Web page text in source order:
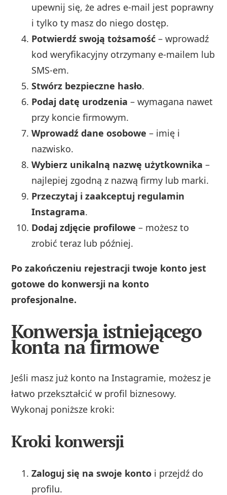
upewnij się, że adres e-mail jest poprawny
i tylko ty masz do niego dostęp.
Potwierdź swoją tożsamość – wprowadź
kod weryfikacyjny otrzymany e-mailem lub
SMS-em.
Stwórz bezpieczne hasło.
Podaj datę urodzenia – wymagana nawet
przy koncie firmowym.
Wprowadź dane osobowe – imię i
nazwisko.
Wybierz unikalną nazwę użytkownika –
najlepiej zgodną z nazwą firmy lub marki.
Przeczytaj i zaakceptuj regulamin
Instagrama.
Dodaj zdjęcie profilowe – możesz to
zrobić teraz lub później.
Po zakończeniu rejestracji twoje konto jest
gotowe do konwersji na konto
profesjonalne.
Konwersja istniejącego
konta na firmowe
Jeśli masz już konto na Instagramie, możesz je
łatwo przekształcić w profil biznesowy.
Wykonaj poniższe kroki:
Kroki konwersji
Zaloguj się na swoje konto i przejdź do
profilu.